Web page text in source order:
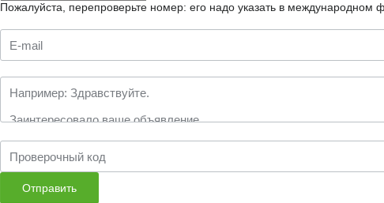
Пожалуйста, перепроверьте номер: его надо указать в международном